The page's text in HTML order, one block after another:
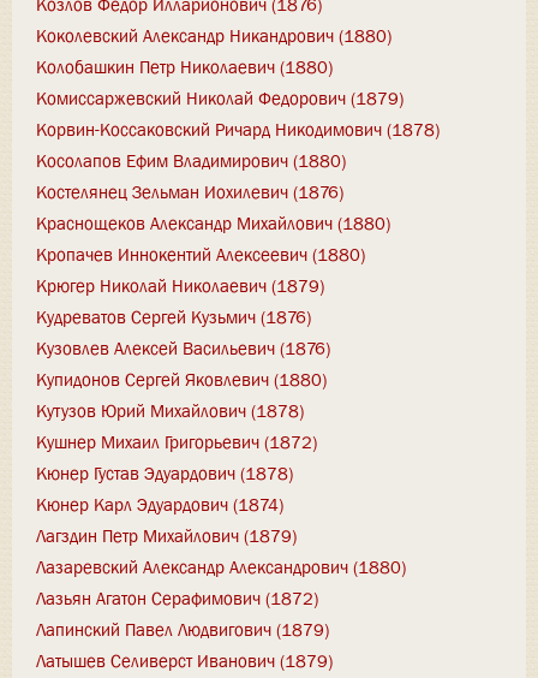
Коколевский Александр Никандрович (1880)
Колобашкин Петр Николаевич (1880)
Комиссаржевский Николай Федорович (1879)
Корвин-Коссаковский Ричард Никодимович (1878)
Косолапов Ефим Владимирович (1880)
Костелянец Зельман Иохилевич (1876)
Краснощеков Александр Михайлович (1880)
Кропачев Иннокентий Алексеевич (1880)
Крюгер Николай Николаевич (1879)
Кудреватов Сергей Кузьмич (1876)
Кузовлев Алексей Васильевич (1876)
Купидонов Сергей Яковлевич (1880)
Кутузов Юрий Михайлович (1878)
Кушнер Михаил Григорьевич (1872)
Кюнер Густав Эдуардович (1878)
Кюнер Карл Эдуардович (1874)
Лагздин Петр Михайлович (1879)
Лазаревский Александр Александрович (1880)
Лазьян Агатон Серафимович (1872)
Лапинский Павел Людвигович (1879)
Латышев Селиверст Иванович (1879)